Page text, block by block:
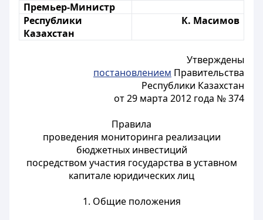
Премьер-Министр
Республики
Казахстан
К. Масимов
Утверждены
постановлением Правительства
Республики Казахстан
от 29 марта 2012 года № 374
Правила
проведения мониторинга реализации
бюджетных инвестиций
посредством участия государства в уставном
капитале юридических лиц
1. Общие положения